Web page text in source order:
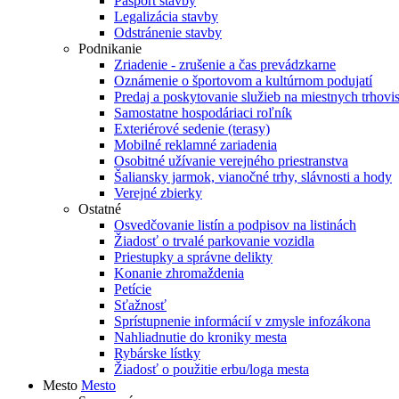
Legalizácia stavby
Odstránenie stavby
Podnikanie
Zriadenie - zrušenie a čas prevádzkarne
Oznámenie o športovom a kultúrnom podujatí
Predaj a poskytovanie služieb na miestnych
Samostatne hospodáriaci roľník
Exteriérové sedenie (terasy)
Mobilné reklamné zariadenia
Osobitné užívanie verejného priestranstva
Šaliansky jarmok, vianočné trhy, slávnosti a hody
Verejné zbierky
Ostatné
Osvedčovanie listín a podpisov na listinách
Žiadosť o trvalé parkovanie vozidla
Priestupky a správne delikty
Konanie zhromaždenia
Petície
Sťažnosť
Sprístupnenie informácií v zmysle infozákona
Nahliadnutie do kroniky mesta
Rybárske lístky
Žiadosť o použitie erbu/loga mesta
Mesto Mesto